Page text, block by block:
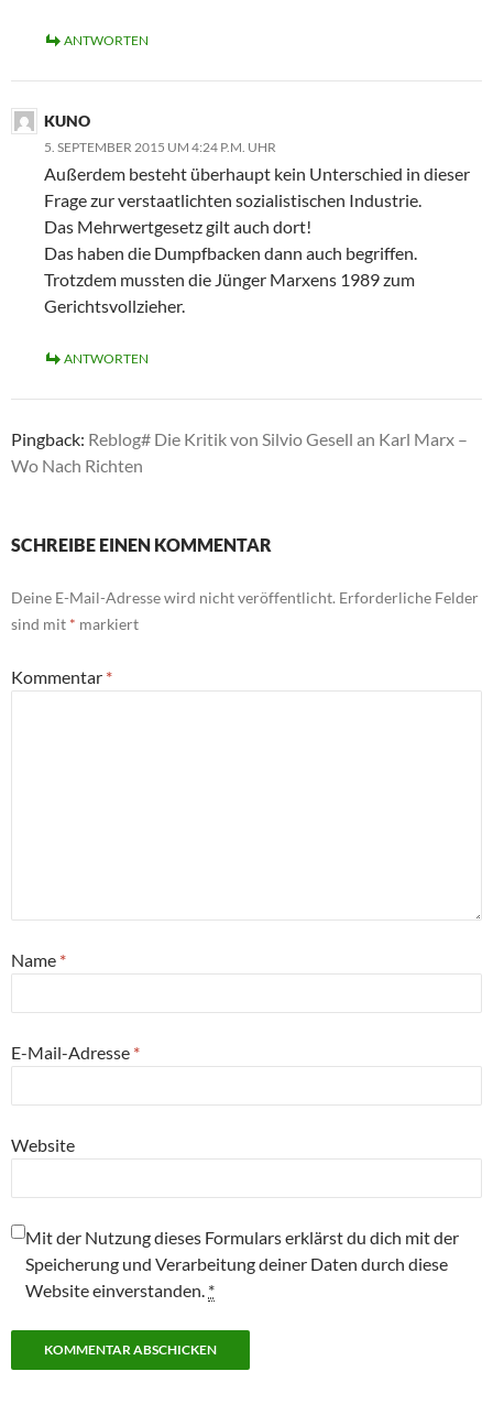
ANTWORTEN
KUNO
5. SEPTEMBER 2015 UM 4:24 P.M. UHR
Außerdem besteht überhaupt kein Unterschied in dieser
Frage zur verstaatlichten sozialistischen Industrie.
Das Mehrwertgesetz gilt auch dort!
Das haben die Dumpfbacken dann auch begriffen.
Trotzdem mussten die Jünger Marxens 1989 zum
Gerichtsvollzieher.
ANTWORTEN
Pingback: Reblog# Die Kritik von Silvio Gesell an Karl Marx –
Wo Nach Richten
SCHREIBE EINEN KOMMENTAR
Deine E-Mail-Adresse wird nicht veröffentlicht. Erforderliche Felder
sind mit * markiert
Kommentar *
Name *
E-Mail-Adresse *
Website
Mit der Nutzung dieses Formulars erklärst du dich mit der
Speicherung und Verarbeitung deiner Daten durch diese
Website einverstanden. *